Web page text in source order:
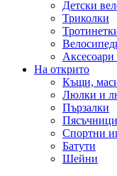
Детски
Триколки
Аксесоари
На открито
Къщи,
Люлки и
Пързалки
Спортни
Батути
Шейни